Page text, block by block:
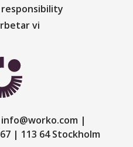
vi
info@worko.com
113 64 Stockholm